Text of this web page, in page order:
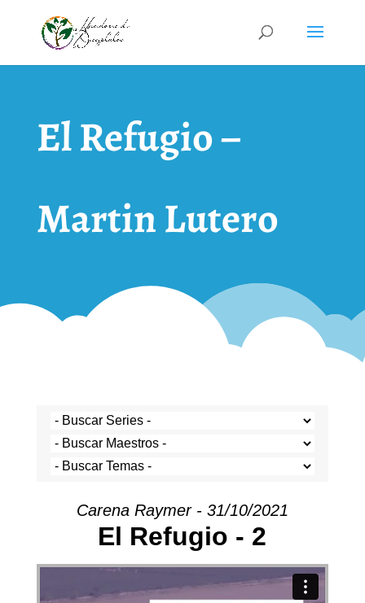
El Refugio –
Martin Lutero
Carena Raymer - 31/10/2021
El Refugio - 2